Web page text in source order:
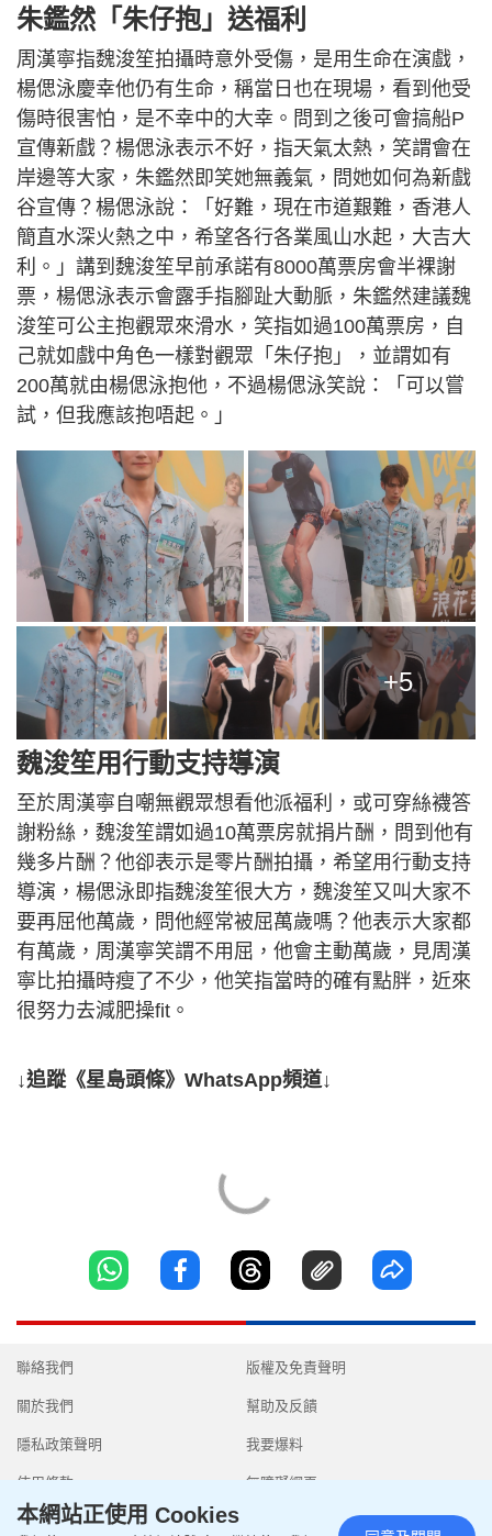
朱鑑然「朱仔抱」送福利
周漢寧指魏浚笙拍攝時意外受傷，是用生命在演戲，
楊偲泳慶幸他仍有生命，稱當日也在現場，看到他受
傷時很害怕，是不幸中的大幸。問到之後可會搞船P
宣傳新戲？楊偲泳表示不好，指天氣太熱，笑謂會在
岸邊等大家，朱鑑然即笑她無義氣，問她如何為新戲
谷宣傳？楊偲泳說：「好難，現在市道艱難，香港人
簡直水深火熱之中，希望各行各業風山水起，大吉大
利。」講到魏浚笙早前承諾有8000萬票房會半裸謝
票，楊偲泳表示會露手指腳趾大動脈，朱鑑然建議魏
浚笙可公主抱觀眾來滑水，笑指如過100萬票房，自
己就如戲中角色一樣對觀眾「朱仔抱」，並謂如有
200萬就由楊偲泳抱他，不過楊偲泳笑說：「可以嘗
試，但我應該抱唔起。」
+5
魏浚笙用行動支持導演
至於周漢寧自嘲無觀眾想看他派福利，或可穿絲襪答
謝粉絲，魏浚笙謂如過10萬票房就捐片酬，問到他有
幾多片酬？他卻表示是零片酬拍攝，希望用行動支持
導演，楊偲泳即指魏浚笙很大方，魏浚笙又叫大家不
要再屈他萬歲，問他經常被屈萬歲嗎？他表示大家都
有萬歲，周漢寧笑謂不用屈，他會主動萬歲，見周漢
寧比拍攝時瘦了不少，他笑指當時的確有點胖，近來
很努力去減肥操fit。
↓追蹤《星島頭條》WhatsApp頻道↓
聯絡我們
關於我們
隱私政策聲明
使用條款
版權及免責聲明
幫助及反饋
我要爆料
無障礙網頁
本網站正使用 Cookies